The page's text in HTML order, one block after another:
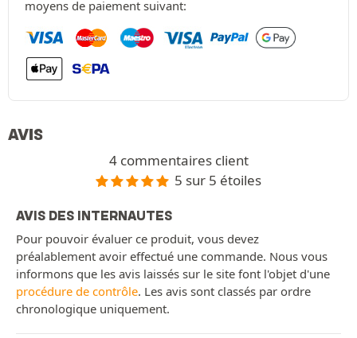
moyens de paiement suivant:
AVIS
4 commentaires client
5 sur 5 étoiles
AVIS DES INTERNAUTES
Pour pouvoir évaluer ce produit, vous devez
préalablement avoir effectué une commande. Nous vous
informons que les avis laissés sur le site font l'objet d'une
procédure de contrôle. Les avis sont classés par ordre
chronologique uniquement.